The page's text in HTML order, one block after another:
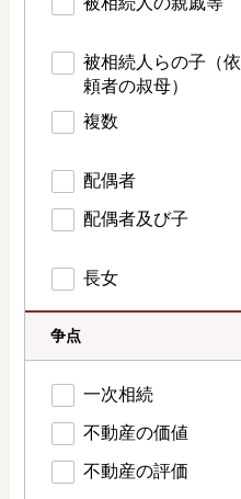
被相続人らの子（依
頼者の叔母）
複数
配偶者
配偶者及び子
長女
争点
一次相続
不動産の価値
不動産の評価